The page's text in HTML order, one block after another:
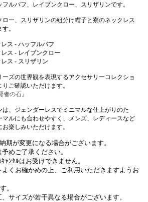
ルパフ、レイブンクロー、スリザリンです。
ー、スリザリンの組分け帽子と寮のネックレス
。
ス - ハッフルパフ
ス - レイブンクロー
ス - スリザリン
ーズの世界観を表現するアクセサリーコレクショ
ご確認いただけます。
者の石』
、ジェンダーレスでミニマルな仕上がりのた
ルにも合わせやすく、メンズ、レディースなど
楽しみいただけます。
期が変更になる場合がございます。
めご了承ください。
ｬﾝｾﾙはお受けできません。
くお確かめの上、ご利用いただきますようお
。
サイズが若干異なる場合がございます。